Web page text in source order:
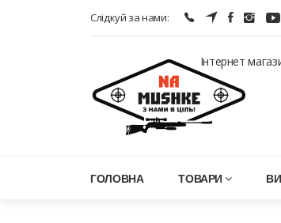
Слідкуй за нами:
Інтернет
ГОЛОВНА ТОВАРИ